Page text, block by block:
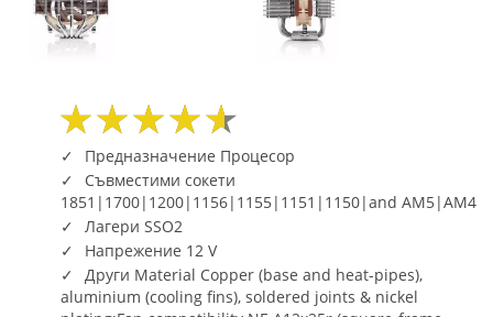
Предназначение Процесор
Съвместими сокети
1851|1700|1200|1156|1155|1151|1150|and AM5|AM4
Лагери SSO2
Напрежение 12 V
Други Material Copper (base and heat-pipes),
aluminium (cooling fins), soldered joints & nickel